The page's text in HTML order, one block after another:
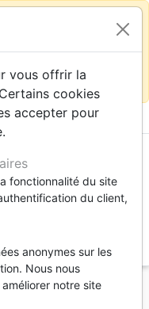
le site France close
Suisse
shopping_cart
vous offrir la
cookies
accepter pour
fonctionnalité du site
du client,
anonymes sur les
Nous nous
notre site